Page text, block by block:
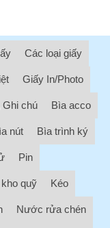
Các loại giấy
Giấy In/Photo
Ghi chú Bìa acco
nút Bìa trình ký
Pin
quỹ Kéo
Nước rửa chén